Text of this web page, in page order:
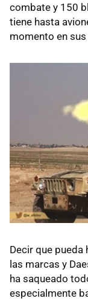
combate y 150
tiene hasta
momento en
Decir que
las marcas y
ha saqueado
especialmente